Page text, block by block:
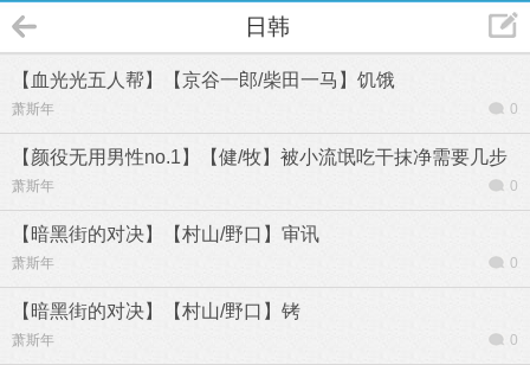
日韩
【血光光五人帮】【京谷一郎/柴田一马】饥饿
萧斯年 0
【颜役无用男性no.1】【健/牧】被小流氓吃干抹净需要几步
萧斯年 0
【暗黑街的对决】【村山/野口】审讯
萧斯年 0
【暗黑街的对决】【村山/野口】铐
萧斯年 0